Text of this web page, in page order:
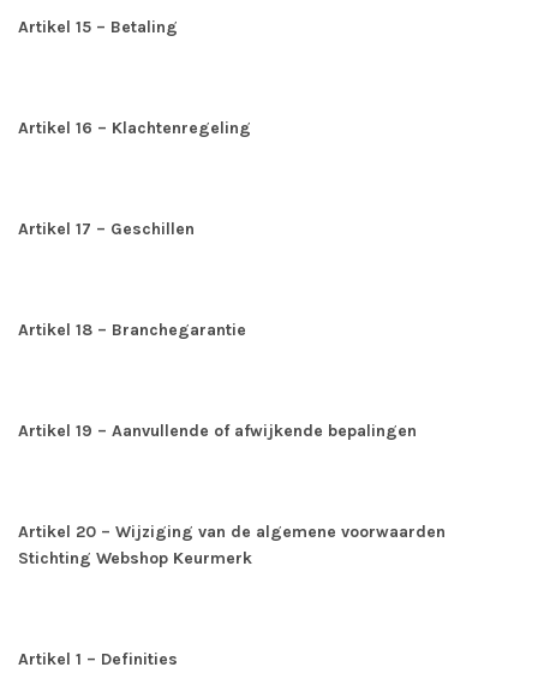
Artikel 15 – Betaling
Artikel 16 – Klachtenregeling
Artikel 17 – Geschillen
Artikel 18 – Branchegarantie
Artikel 19 – Aanvullende of afwijkende bepalingen
Artikel 20 – Wijziging van de algemene voorwaarden
Stichting Webshop Keurmerk
Artikel 1 – Definities